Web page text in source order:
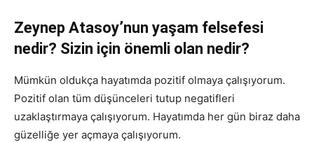
Zeynep Atasoy’nun yaşam felsefesi
nedir? Sizin için önemli olan nedir?
Mümkün oldukça hayatımda pozitif olmaya çalışıyorum.
Pozitif olan tüm düşünceleri tutup negatifleri
uzaklaştırmaya çalışıyorum. Hayatımda her gün biraz daha
güzelliğe yer açmaya çalışıyorum.